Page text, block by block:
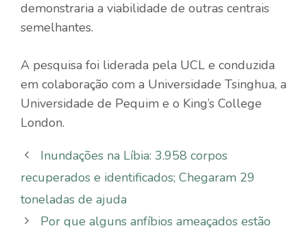
demonstraria a viabilidade de outras centrais
semelhantes.
A pesquisa foi liderada pela UCL e conduzida
em colaboração com a Universidade Tsinghua, a
Universidade de Pequim e o King’s College
London.
Inundações na Líbia: 3.958 corpos
recuperados e identificados; Chegaram 29
toneladas de ajuda
Por que alguns anfíbios ameaçados estão